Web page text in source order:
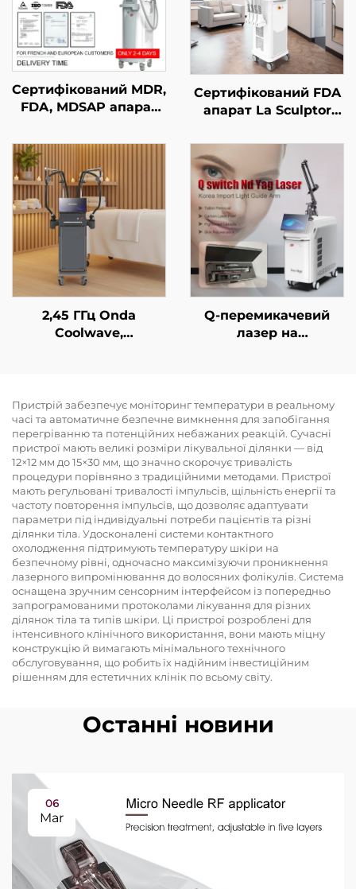
Сертифікований MDR,
FDA, MDSAP апарат
видалення волосся
типу «4 в 1» зі
змінними насадками
та потужністю 600 Вт,
1200 Вт, 1800 Вт, 3000
Вт; діодний лазер з
довжинами хвиль 755
нм, 808 нм, 940 нм,
1064 нм
Сертифікований FDA
апарат La Sculptor
жирової тканини та
целюліту за
допомогою діодного
лазера 1060 нм,
призначений для
контурної корекції та
схуднення
2,45 ГГц Onda
Coolwave,
тіла, зменшення
целюліту,
підтягування та
омолодження шкіри
обличчя,
радіочастотна
терапія для
схуднення та корекції
фігури
Q-перемикачевий
лазер на
Пристрій забезпечує моніторинг температури в реальному
часі та автоматичне безпечне вимкнення для запобігання
перегріванню та потенційних небажаних реакцій. Сучасні
пристрої мають великі розміри лікувальної ділянки — від
12×12 мм до 15×30 мм, що значно скорочує тривалість
процедури порівняно з традиційними методами. Пристрої
мають регульовані тривалості імпульсів, щільність енергії та
частоту повторення імпульсів, що дозволяє адаптувати
параметри під індивідуальні потреби пацієнтів та різні
ділянки тіла. Удосконалені системи контактного
охолодження підтримують температуру шкіри на
безпечному рівні, одночасно максимізуючи проникнення
лазерного випромінювання до волосяних фолікулів. Система
оснащена зручним сенсорним інтерфейсом із попередньо
запрограмованими протоколами лікування для різних
ділянок тіла та типів шкіри. Ці пристрої розроблені для
інтенсивного клінічного використання, вони мають міцну
конструкцію й вимагають мінімального технічного
обслуговування, що робить їх надійним інвестиційним
рішенням для естетичних клінік по всьому світу.
Останні новини
06
Mar